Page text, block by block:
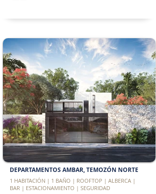
DEPARTAMENTOS AMBAR, TEMOZÓN NORTE
1 HABITACIÓN | 1 BAÑO | ROOFTOP | ALBERCA |
BAR | ESTACIONAMIENTO | SEGURIDAD